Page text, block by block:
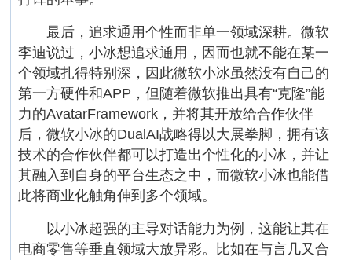
最后，追求通用个性而非单一领域深耕。微软
李迪说过，小冰想追求通用，因而也就不能在某一
个领域扎得特别深，因此微软小冰虽然没有自己的
第一方硬件和APP，但随着微软推出具有“克隆”能
力的AvatarFramework，并将其开放给合作伙伴
后，微软小冰的DualAI战略得以大展拳脚，拥有该
技术的合作伙伴都可以打造出个性化的小冰，并让
其融入到自身的平台生态之中，而微软小冰也能借
此将商业化触角伸到多个领域。
以小冰超强的主导对话能力为例，这能让其在
电商零售等垂直领域大放异彩。比如在与言几又合